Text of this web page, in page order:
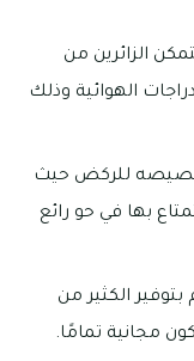
الزائرين من
الهوائية وذلك
للركض حيث
بها في حو رائع
بتوفير الكثير من
مجانية تمامًا.